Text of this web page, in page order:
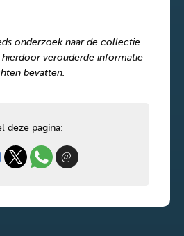
onderzoek naar de collectie
hierdoor verouderde informatie
bevatten.
deze pagina: